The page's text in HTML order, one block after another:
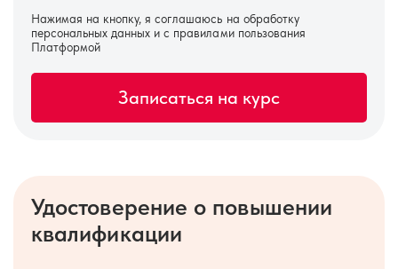
Нажимая на кнопку, я соглашаюсь на обработку
персональных данных и с правилами пользования
Платформой
Удостоверение о повышении
квалификации